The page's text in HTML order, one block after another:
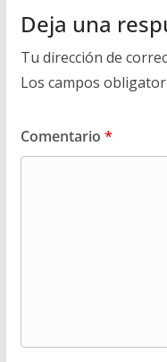
Deja una
Tu dirección de
Los campos
Comentario *